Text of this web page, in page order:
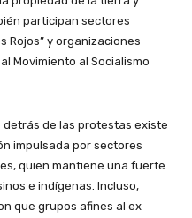
participan sectores
Rojos” y organizaciones
Movimiento al Socialismo
detrás de las protestas existe
impulsada por sectores
quien mantiene una fuerte
e indígenas. Incluso,
que grupos afines al ex